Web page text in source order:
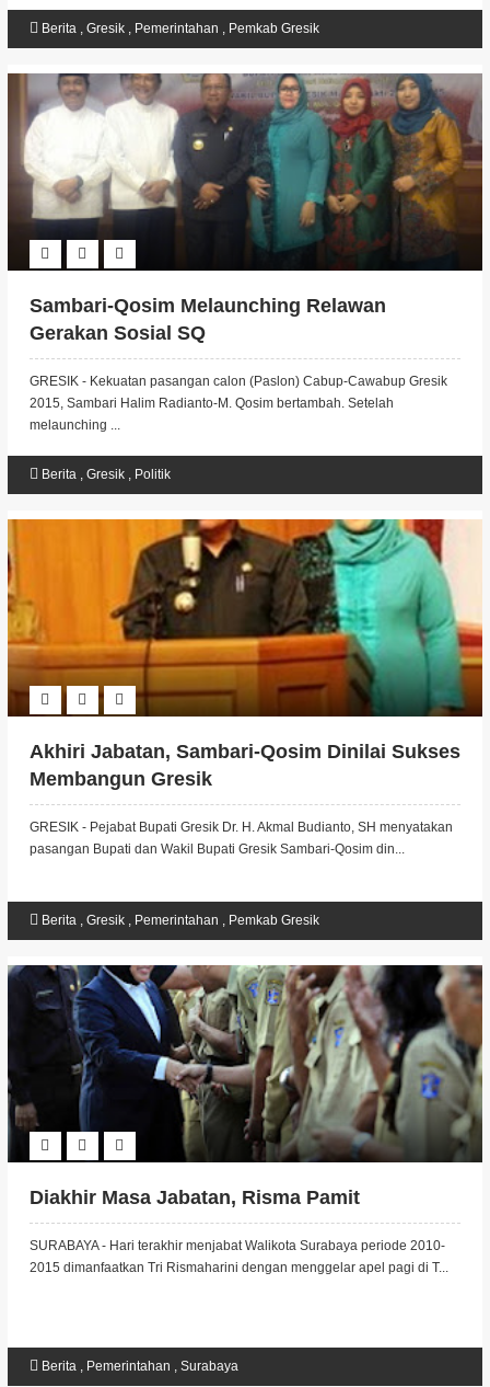
Berita, Gresik, Pemerintahan , Pemkab Gresik
Sambari-Qosim Melaunching Relawan
Gerakan Sosial SQ
GRESIK - Kekuatan pasangan calon (Paslon) Cabup-Cawabup Gresik
2015, Sambari Halim Radianto-M. Qosim bertambah. Setelah
melaunching ...
Berita, Gresik, Politik
Akhiri Jabatan, Sambari-Qosim Dinilai Sukses
Membangun Gresik
GRESIK - Pejabat Bupati Gresik Dr. H. Akmal Budianto, SH menyatakan
pasangan Bupati dan Wakil Bupati Gresik Sambari-Qosim din...
Berita, Gresik, Pemerintahan , Pemkab Gresik
Diakhir Masa Jabatan, Risma Pamit
SURABAYA - Hari terakhir menjabat Walikota Surabaya periode 2010-
2015 dimanfaatkan Tri Rismaharini dengan menggelar apel pagi di T...
Berita, Pemerintahan , Surabaya